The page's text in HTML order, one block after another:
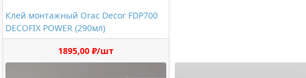
Клей монтажный Orac Decor FDP700
DECOFIX POWER (290мл)
1895,00 ₽/шт